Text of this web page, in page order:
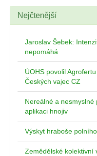
Nejčtenější
Jaroslav Šebek:
nepomáhá
ÚOHS povolil
Českých vajec CZ
Nereálné a
aplikaci hnojiv
Výskyt hraboše
Zemědělské kolektivní